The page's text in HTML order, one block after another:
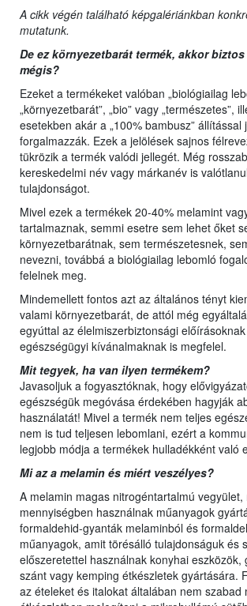
A cikk végén található képgalériánkban
mutatunk.
De ez környezetbarát termék, akkor
mégis?
Ezeket a termékeket valóban „biológiailag
„környezetbarát”, „bio” vagy „természetes”,
esetekben akár a „100% bambusz” állítással
forgalmazzák. Ezek a jelölések sajnos
tükrözik a termék valódi jellegét. Még
kereskedelmi név vagy márkanév is
tulajdonságot.
Mivel ezek a termékek 20-40% melamint
tartalmaznak, semmi esetre sem lehet őket
környezetbarátnak, sem természetesnek,
nevezni, továbbá a biológiailag lebomló
felelnek meg.
Mindemellett fontos azt az általános tényt
valami környezetbarát, de attól még
egyúttal az élelmiszerbiztonsági
egészségügyi kívánalmaknak is megfelel.
Mit tegyek, ha van ilyen termékem?
Javasoljuk a fogyasztóknak, hogy
egészségük megóvása érdekében hagyják
használatát! Mivel a termék nem teljes
nem is tud teljesen lebomlani, ezért a
legjobb módja a termékek hulladékként való
Mi az a melamin és miért veszélyes?
A melamin magas nitrogéntartalmú vegyület,
mennyiségben használnak műanyagok
formaldehid-gyanták melaminból és
műanyagok, amit törésálló tulajdonságuk és
előszeretettel használnak konyhai eszközök,
szánt vagy kemping étkészletek gyártására.
az ételeket és italokat általában nem szabad